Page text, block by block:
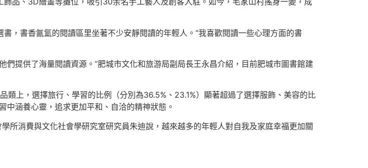
，書香氤氳的閱讀區里坐著不少安靜閱讀的年輕人。“我喜歡閱讀一些心理方面的書
提供了海量閱讀資源。”肥城市文化和旅游局副局長王永昌介紹，目前肥城市圖書館建
類上，選擇旅行、學習的比例（分別為36.5%、23.1%）顯著超過了選擇服飾、美容的比
中涵養心靈，追求更加平和、自洽的精神狀態。
所消費與文化社會學研究室研究員朱迪說，越來越多的年輕人對自我及家庭幸福更加關